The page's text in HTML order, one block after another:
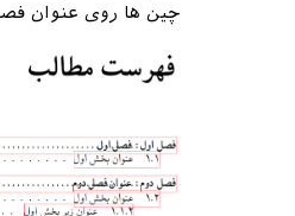
چین ها روی عنوان